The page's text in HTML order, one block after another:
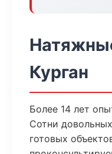
Курган
Более 14 лет
Сотни
готовых